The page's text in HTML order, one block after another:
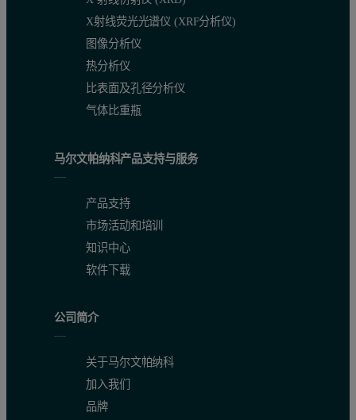
X射线荧光光谱仪 (XRF分析仪)
图像分析仪
热分析仪
比表面及孔径分析仪
气体比重瓶
马尔文帕纳科产品支持与服务
产品支持
市场活动和培训
知识中心
软件下载
公司简介
关于马尔文帕纳科
加入我们
品牌